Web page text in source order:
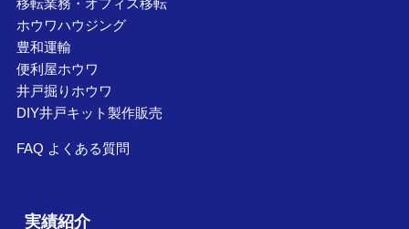
移転業務・オフィス移転
ホウワハウジング
豊和運輸
便利屋ホウワ
井戸掘りホウワ
DIY井戸キット製作販売
FAQ よくある質問
実績紹介